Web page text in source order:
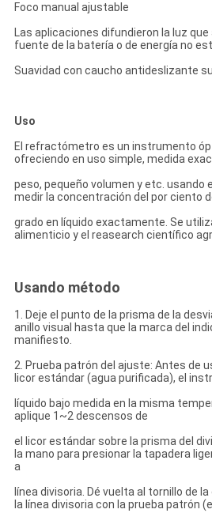
Foco manual ajustable
Las aplicaciones difundieron la luz
fuente de la batería o de energía no
Suavidad con caucho antideslizante
Uso
El refractómetro es un instrumento
ofreciendo en uso simple, medida
peso, pequeño volumen y etc.
medir la concentración del por ciento
grado en líquido exactamente. Se
alimenticio y el reasearch científico
Usando método
1. Deje el punto de la prisma de la
anillo visual hasta que la marca del
manifiesto.
2. Prueba patrón del ajuste: Antes de
licor estándar (agua purificada), el
líquido bajo medida en la misma
aplique 1~2 descensos de
el licor estándar sobre la prisma del
la mano para presionar la tapadera
a
línea divisoria. Dé vuelta al tornillo de
la línea divisoria con la prueba patrón